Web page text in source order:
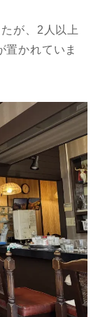
が、2人以上
置かれていま